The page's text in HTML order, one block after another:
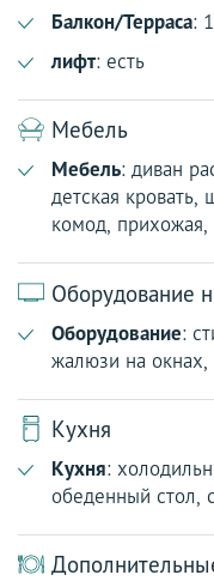
Балкон/Терраса: 1
лифт: есть
Мебель
Мебель: диван
детская кровать,
комод,
Оборудование
Оборудование:
жалюзи на
Кухня
Кухня:
обеденный стол,